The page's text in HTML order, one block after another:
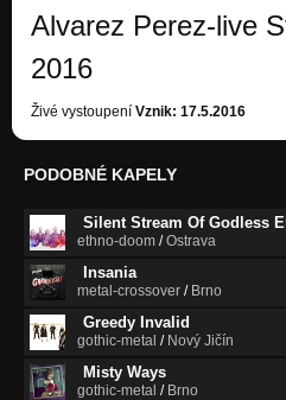
Alvarez Perez-live
2016
Živé vystoupení Vznik: 17.5.2016
PODOBNÉ KAPELY
Silent Stream Of Godless
ethno-doom /Ostrava
Insania
metal-crossover / Brno
Greedy Invalid
gothic-metal / Nový Jičín
Misty Ways
gothic-metal / Brno